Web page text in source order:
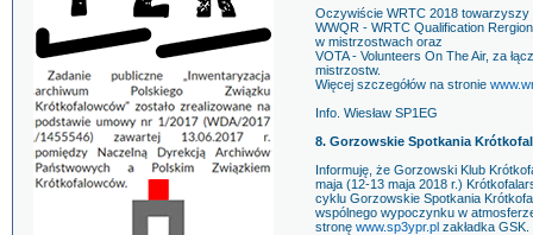
Oczywiście WRTC 2018
WWQR - WRTC Qualification
w mistrzostwach oraz
VOTA - Volunteers On The Air, za
mistrzostw.
Więcej szczegółów na stronie
Info. Wiesław SP1EG
8. Gorzowskie Spotkania
Informuję, że Gorzowski Klub
maja (12-13 maja 2018 r.)
cyklu Gorzowskie Spotkania
wspólnego wypoczynku w
stronę www.sp3ypr.pl zakładka GSK.